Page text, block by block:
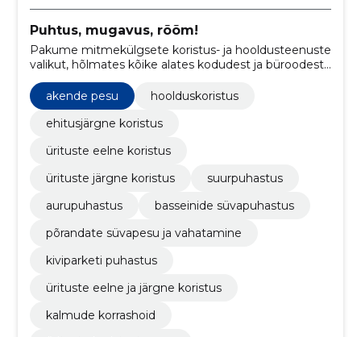
Puhtus, mugavus, rõõm!
Pakume mitmekülgsete koristus- ja hooldusteenuste
valikut, hõlmates kõike alates kodudest ja büroodest
kuni eriliste ürituste, välistingimuste ning kalmistute
koristamiseni.
akende pesu
hoolduskoristus
ehitusjärgne koristus
ürituste eelne koristus
ürituste järgne koristus
suurpuhastus
aurupuhastus
basseinide süvapuhastus
põrandate süvapesu ja vahatamine
kiviparketi puhastus
ürituste eelne ja järgne koristus
kalmude korrashoid